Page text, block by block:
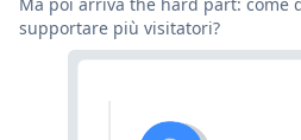
Ma poi arriva the hard part: come
supportare più visitatori?